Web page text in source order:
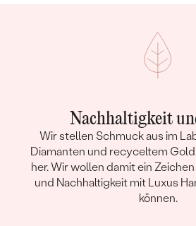
Nachhaltigkeit
Wir stellen Schmuck aus im
Diamanten und recyceltem
her. Wir wollen damit ein
und Nachhaltigkeit mit Luxus
können.